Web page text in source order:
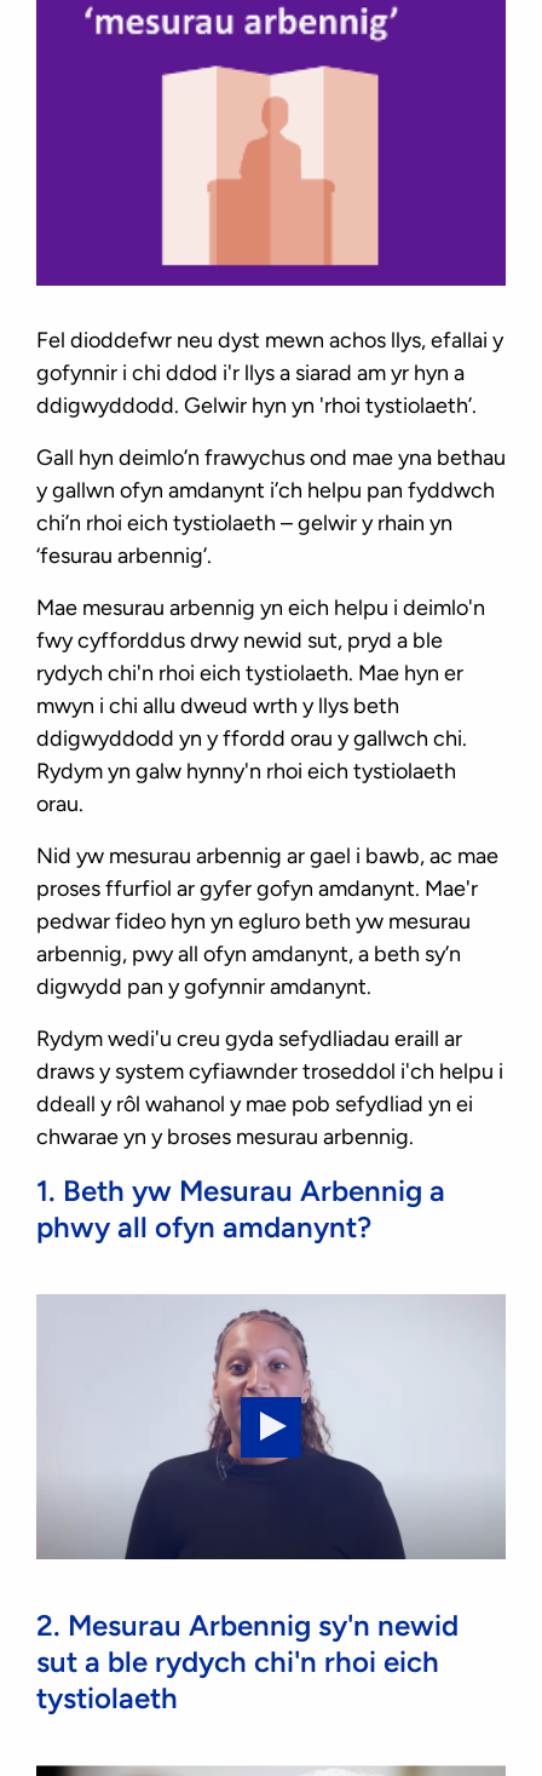
Fel dioddefwr neu dyst mewn achos llys, efallai y
gofynnir i chi ddod i'r llys a siarad am yr hyn a
ddigwyddodd. Gelwir hyn yn 'rhoi tystiolaeth’.
Gall hyn deimlo’n frawychus ond mae yna bethau
y gallwn ofyn amdanynt i’ch helpu pan fyddwch
chi’n rhoi eich tystiolaeth – gelwir y rhain yn
‘fesurau arbennig’.
Mae mesurau arbennig yn eich helpu i deimlo'n
fwy cyfforddus drwy newid sut, pryd a ble
rydych chi'n rhoi eich tystiolaeth. Mae hyn er
mwyn i chi allu dweud wrth y llys beth
ddigwyddodd yn y ffordd orau y gallwch chi.
Rydym yn galw hynny'n rhoi eich tystiolaeth
orau.
Nid yw mesurau arbennig ar gael i bawb, ac mae
proses ffurfiol ar gyfer gofyn amdanynt. Mae'r
pedwar fideo hyn yn egluro beth yw mesurau
arbennig, pwy all ofyn amdanynt, a beth sy’n
digwydd pan y gofynnir amdanynt.
Rydym wedi'u creu gyda sefydliadau eraill ar
draws y system cyfiawnder troseddol i'ch helpu i
ddeall y rôl wahanol y mae pob sefydliad yn ei
chwarae yn y broses mesurau arbennig.
1. Beth yw Mesurau Arbennig a
phwy all ofyn amdanynt?
Play
Measures
What
are
and
2. Mesurau Arbennig sy'n newid
sut a ble rydych chi'n rhoi eich
tystiolaeth